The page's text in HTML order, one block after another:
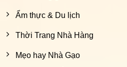
Ẩm thực & Du lịch
Thời Trang Nhà Hàng
Mẹo hay Nhà Gạo